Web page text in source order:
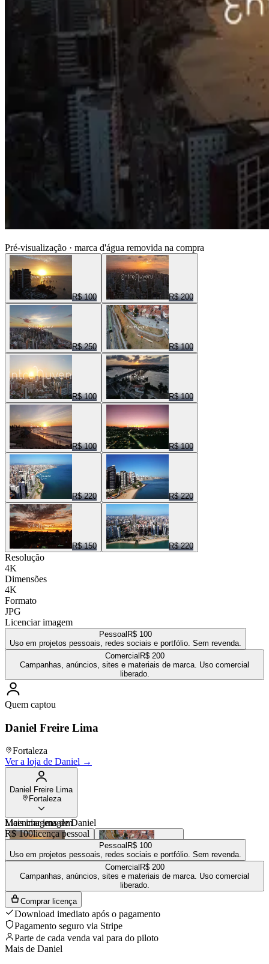
Pré-visualização · marca d'água removida na compra
R$ 100 R$ 200
R$ 250 R$ 100
R$ 100 R$ 100
R$ 100 R$ 100
R$ 220 R$ 220
R$ 150 R$ 220
Resolução
4K
Dimensões
4K
Formato
JPG
Licenciar imagem
Pessoal R$ 100
Uso em projetos pessoais, redes sociais e portfólio. Sem revenda.
Comercial R$ 200
Campanhas, anúncios, sites e materiais de marca. Uso comercial
liberado.
Quem captou
Daniel Freire Lima
Fortaleza
Ver a loja de Daniel →
Daniel Freire Lima
Fortaleza
Mais imagens deDaniel
R$ 100
Ver a loja completa deDaniel→
Licenciar imagem
R$ 100licença pessoal
Pessoal R$ 100
Uso em projetos pessoais, redes sociais e portfólio. Sem revenda.
Comercial R$ 200
Campanhas, anúncios, sites e materiais de marca. Uso comercial
liberado.
Comprar licença
Download imediato após o pagamento
Pagamento seguro via Stripe
Parte de cada venda vai para do piloto
Mais de Daniel